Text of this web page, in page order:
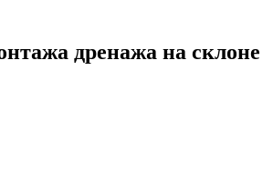
дренажа на склоне